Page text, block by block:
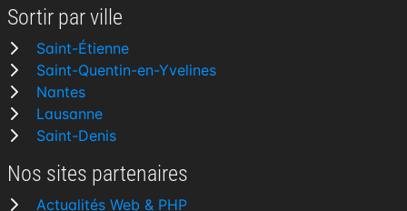
Sortir par ville
Saint-Étienne
Saint-Quentin-en-Yvelines
Nantes
Lausanne
Saint-Denis
Nos sites partenaires
Actualités Web & PHP